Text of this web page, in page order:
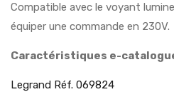
Compatible avec le voyant
équiper une commande en 230V.
Caractéristiques e-
Legrand Réf. 069824